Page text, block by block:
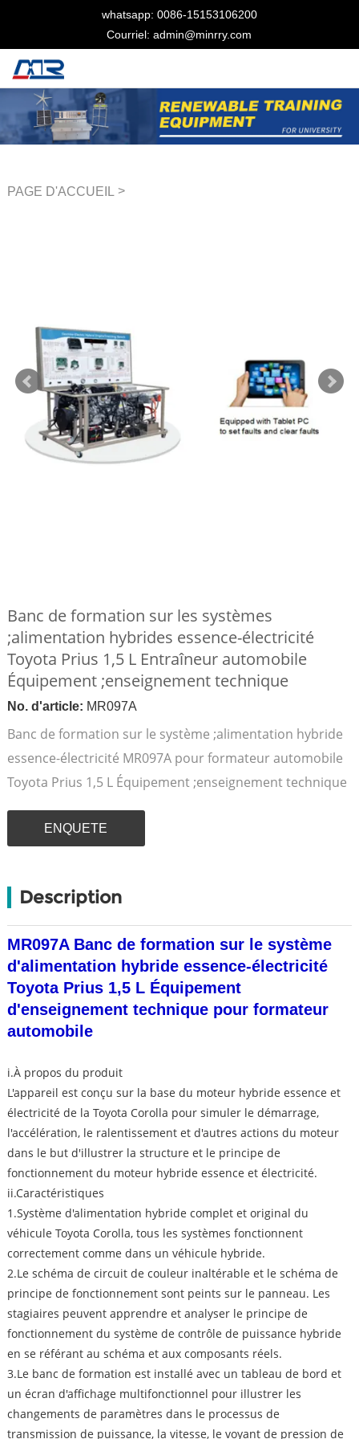
whatsapp: 0086-15153106200
Courriel: admin@minrry.com
PAGE D'ACCUEIL >
Banc de formation sur les systèmes
;alimentation hybrides essence-électricité
Toyota Prius 1,5 L Entraîneur automobile
Équipement ;enseignement technique
No. d'article: MR097A
Banc de formation sur le système ;alimentation hybride
essence-électricité MR097A pour formateur automobile
Toyota Prius 1,5 L Équipement ;enseignement technique
ENQUETE
Description
MR097A Banc de formation sur le système
d'alimentation hybride essence-électricité
Toyota Prius 1,5 L Équipement
d'enseignement technique pour formateur
automobile
i.À propos du produit
L'appareil est conçu sur la base du moteur hybride essence et
électricité de la Toyota Corolla pour simuler le démarrage,
l'accélération, le ralentissement et d'autres actions du moteur
dans le but d'illustrer la structure et le principe de
fonctionnement du moteur hybride essence et électricité.
ii.Caractéristiques
1.Système d'alimentation hybride complet et original du
véhicule Toyota Corolla, tous les systèmes fonctionnent
correctement comme dans un véhicule hybride.
2.Le schéma de circuit de couleur inaltérable et le schéma de
principe de fonctionnement sont peints sur le panneau. Les
stagiaires peuvent apprendre et analyser le principe de
fonctionnement du système de contrôle de puissance hybride
en se référant au schéma et aux composants réels.
3.Le banc de formation est installé avec un tableau de bord et
un écran d'affichage multifonctionnel pour illustrer les
changements de paramètres dans le processus de
transmission de puissance, la vitesse, le voyant de pression de